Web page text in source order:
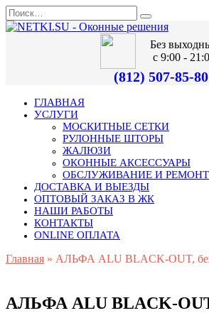
Без
с 9:00 -
(812) 507-85-80
ГЛАВНАЯ
УСЛУГИ
МОСКИТНЫЕ СЕТКИ
РУЛОННЫЕ ШТОРЫ
ЖАЛЮЗИ
ОКОННЫЕ АКСЕССУАРЫ
ОБСЛУЖИВАНИЕ И
ДОСТАВКА И ВЫЕЗДЫ
ОПТОВЫЙ ЗАКАЗ В ЖК
НАШИ РАБОТЫ
КОНТАКТЫ
ONLINE ОПЛАТА
Главная » АЛЬФА ALU BLACK-OUT,
АЛЬФА ALU BLACK-